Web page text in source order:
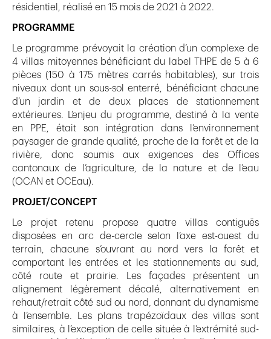
résidentiel, réalisé en 15 mois de 2021 à 2022.
PROGRAMME
Le programme prévoyait la création d’un complexe de
4 villas mitoyennes bénéficiant du label THPE de 5 à 6
pièces (150 à 175 mètres carrés habitables), sur trois
niveaux dont un sous-sol enterré, bénéficiant chacune
d’un jardin et de deux places de stationnement
extérieures. L’enjeu du programme, destiné à la vente
en PPE, était son intégration dans l’environnement
paysager de grande qualité, proche de la forêt et de la
rivière, donc soumis aux exigences des Offices
cantonaux de l’agriculture, de la nature et de l’eau
(OCAN et OCEau).
PROJET/CONCEPT
Le projet retenu propose quatre villas contiguës
disposées en arc de-cercle selon l’axe est-ouest du
terrain, chacune s’ouvrant au nord vers la forêt et
comportant les entrées et les stationnements au sud,
côté route et prairie. Les façades présentent un
alignement légèrement décalé, alternativement en
rehaut/retrait côté sud ou nord, donnant du dynamisme
à l’ensemble. Les plans trapézoïdaux des villas sont
similaires, à l’exception de celle située à l’extrémité sud-